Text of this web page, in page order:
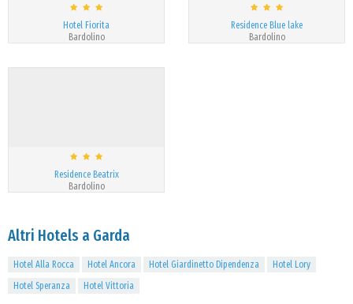
Hotel Fiorita
Bardolino
Residence Blue lake
Bardolino
Residence Beatrix
Bardolino
Altri Hotels a Garda
Hotel Alla Rocca Hotel Ancora Hotel Giardinetto Dipendenza
Hotel Lory
Hotel Speranza
Hotel Vittoria